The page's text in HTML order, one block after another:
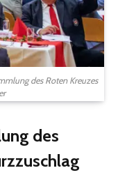
des Roten Kreuzes
des